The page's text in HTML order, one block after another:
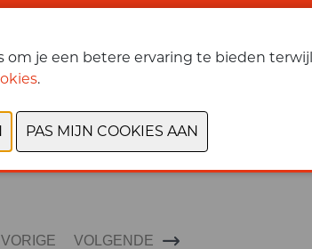
VORIGE VOLGENDE
je een betere ervaring te bieden
.